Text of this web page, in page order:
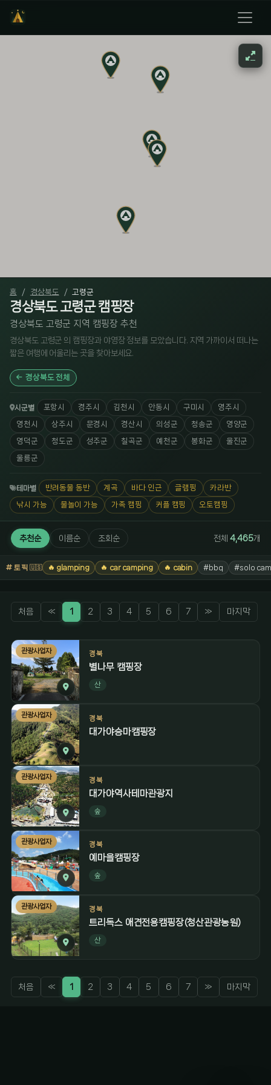
홈 경상북도 고령군
경상북도 고령군 캠핑장
경상북도 고령군 지역 캠핑장 추천
경상북도 고령군 의 캠핑장과 야영장 정보를 모았습니다. 지역 가까이서 떠나는
짧은 여행에 어울리는 곳을 찾아보세요.
경상북도 전체
시군별 포항시 경주시 김천시 안동시 구미시 영주시
영천시 상주시 문경시 경산시 의성군 청송군 영양군
영덕군 청도군 성주군 칠곡군 예천군 봉화군 울진군
울릉군
테마별 반려동물 동반 계곡 바다 인근 글램핑 카라반
낚시 가능 물놀이 가능 가족 캠핑 커플 캠핑 오토캠핑
추천순 이름순 조회순 전체 4,465개
토픽🇺🇸 🔥 glamping 🔥 car camping 🔥 cabin #bbq #solo
처음 « 1 2 3 4 5 6 7 » 마지막
관광사업자 경북
별나무 캠핑장
산
관광사업자 경북
대가야승마캠핑장
관광사업자 경북
대가야역사테마관광지
숲
관광사업자 경북
예마을캠핑장
숲
관광사업자 경북
트리독스 애견전용캠핑장(청산관광농원)
산
처음 « 1 2 3 4 5 6 7 » 마지막